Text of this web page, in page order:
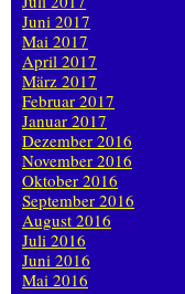
Juni 2017
Mai 2017
April 2017
März 2017
Februar 2017
Januar 2017
Dezember 2016
November 2016
Oktober 2016
September 2016
August 2016
Juli 2016
Juni 2016
Mai 2016